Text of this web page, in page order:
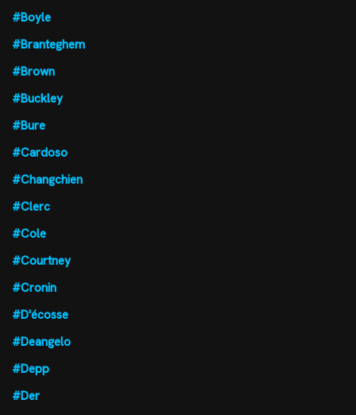
#Boyle
#Branteghem
#Brown
#Buckley
#Bure
#Cardoso
#Changchien
#Clerc
#Cole
#Courtney
#Cronin
#D'écosse
#Deangelo
#Depp
#Der